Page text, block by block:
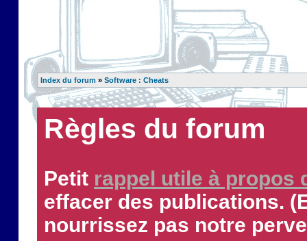
Index du forum » Software : Cheats
Règles du forum
Petit rappel utile à propos
effacer des publications.
nourrissez pas notre